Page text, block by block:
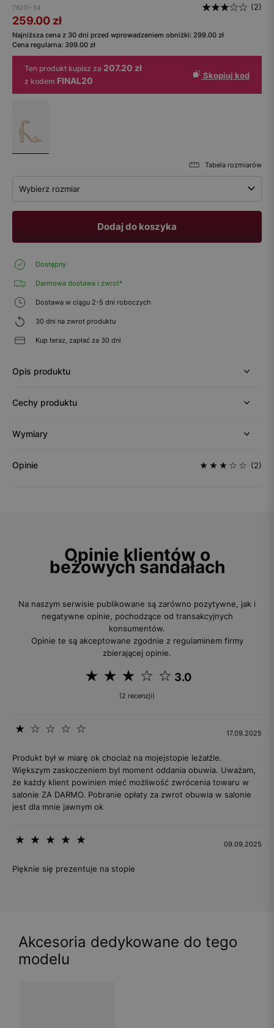
76231-54 (2)
259.00 zł
Najniższa cena z 30 dni przed wprowadzeniem obniżki: 299.00 zł
Cena regularna: 399.00 zł
Ten produkt kupisz za 207.20 zł
z kodem FINAL20 Skopiuj kod
Tabela rozmiarów
Wybierz rozmiar
Dodaj do koszyka
Dostępny
Darmowa dostawa i zwrot*
Dostawa w ciągu 2-5 dni roboczych
30 dni na zwrot produktu
Kup teraz, zapłać za 30 dni
Opis produktu
Cechy produktu
Wymiary
Opinie (2)
Opinie klientów o
beżowych sandałach
Na naszym serwisie publikowane są zarówno pozytywne, jak i
negatywne opinie, pochodzące od transakcyjnych
konsumentów.
Opinie te są akceptowane zgodnie z regulaminem firmy
zbierającej opinie.
3.0
(2 recenzji)
17.09.2025
Produkt był w miarę ok chociaż na mojejstopie leżałźle.
Większym zaskoczeniem byl moment oddania obuwia. Uważam,
że każdy klient powinien mieć możliwość zwrócenia towaru w
salonie ZA DARMO. Pobranie opłaty za zwrot obuwia w salonie
jest dla mnie jawnym ok
09.09.2025
Pięknie się prezentuje na stopie
Akcesoria dedykowane do tego
modelu